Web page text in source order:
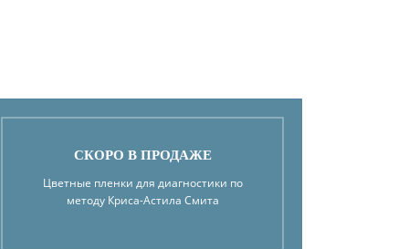
СКОРО В ПРОДАЖЕ
Цветные пленки для диагностики по
методу Криса-Астила Смита